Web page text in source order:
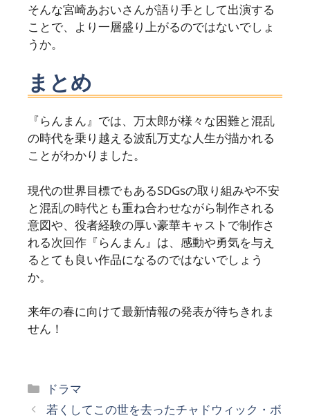
そんな宮崎あおいさんが語り手として出演する
ことで、より一層盛り上がるのではないでしょ
うか。
まとめ
『らんまん』では、万太郎が様々な困難と混乱
の時代を乗り越える波乱万丈な人生が描かれる
ことがわかりました。
現代の世界目標でもあるSDGsの取り組みや不安
と混乱の時代とも重ね合わせながら制作される
意図や、役者経験の厚い豪華キャストで制作さ
れる次回作『らんまん』は、感動や勇気を与え
るとても良い作品になるのではないでしょう
か。
来年の春に向けて最新情報の発表が待ちきれま
せん！
カ
テ
ドラマ
若くしてこの世を去ったチャドウィック・ボ